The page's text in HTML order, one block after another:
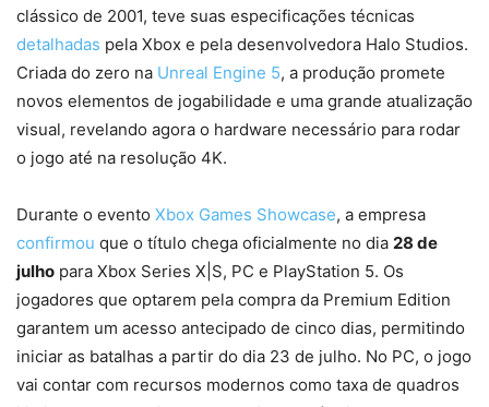
clássico de 2001, teve suas especificações técnicas
detalhadas pela Xbox e pela desenvolvedora Halo Studios.
Criada do zero na Unreal Engine 5, a produção promete
novos elementos de jogabilidade e uma grande atualização
visual, revelando agora o hardware necessário para rodar
o jogo até na resolução 4K.
Durante o evento Xbox Games Showcase, a empresa
confirmou que o título chega oficialmente no dia 28 de
julho para Xbox Series X|S, PC e PlayStation 5. Os
jogadores que optarem pela compra da Premium Edition
garantem um acesso antecipado de cinco dias, permitindo
iniciar as batalhas a partir do dia 23 de julho. No PC, o jogo
vai contar com recursos modernos como taxa de quadros